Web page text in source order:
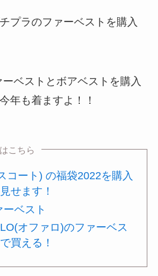
プラのファーベストを購入
ベストとボアベストを購入
年も着ますよ！！
こちら
コート) の福袋2022を購入
せます！
ベスト
オファロ)のファーベス
買える！